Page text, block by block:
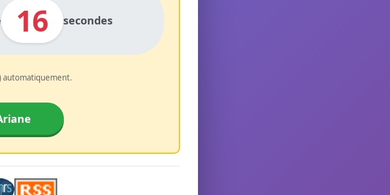
16 secondes
automatiquement.